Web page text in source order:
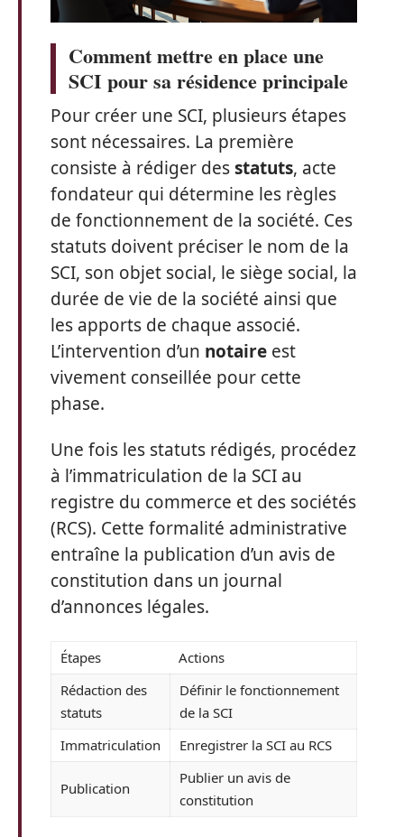
Comment mettre en place une
SCI pour sa résidence principale
Pour créer une SCI, plusieurs étapes
sont nécessaires. La première
consiste à rédiger desstatuts, acte
fondateur qui détermine les règles
de fonctionnement de la société. Ces
statuts doivent préciser le nom de la
SCI, son objet social, le siège social, la
durée de vie de la société ainsi que
les apports de chaque associé.
L’intervention d’un notaire est
vivement conseillée pour cette
phase.
Une fois les statuts rédigés, procédez
à l’immatriculation de la SCI au
registre du commerce et des sociétés
(RCS). Cette formalité administrative
entraîne la publication d’un avis de
constitution dans un journal
d’annonces légales.
Étapes
Actions
Rédaction des
statuts
Définir le fonctionnement
de la SCI
Immatriculation
Enregistrer la SCI au RCS
Publication
Publier un avis de
constitution